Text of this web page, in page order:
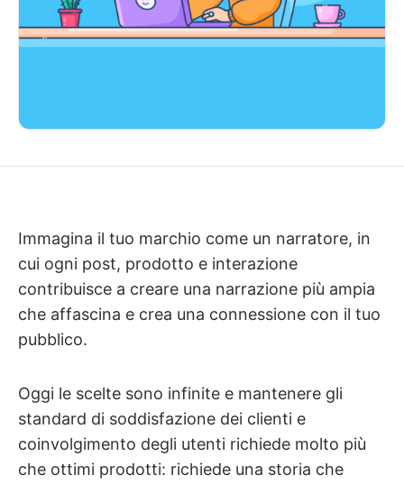
Immagina il tuo marchio come un narratore, in
cui ogni post, prodotto e interazione
contribuisce a creare una narrazione più ampia
che affascina e crea una connessione con il tuo
pubblico.
Oggi le scelte sono infinite e mantenere gli
standard di soddisfazione dei clienti e
coinvolgimento degli utenti richiede molto più
che ottimi prodotti: richiede una storia che